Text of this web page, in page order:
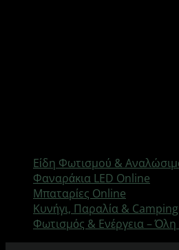
Είδη Φωτισμού &
Φαναράκια LED Online
Μπαταρίες Online
Κυνήγι, Παραλία & Camping
Φωτισμός & Ενέργεια –